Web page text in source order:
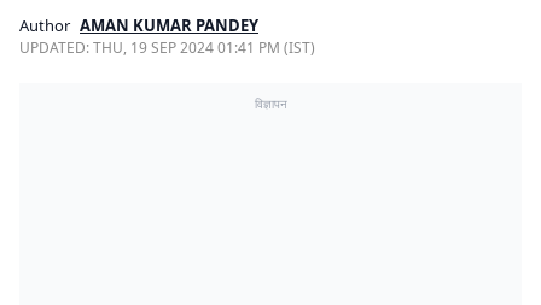
Author AMAN KUMAR PANDEY
UPDATED:THU, 19 SEP 2024 01:41 PM (IST)
विज्ञापन